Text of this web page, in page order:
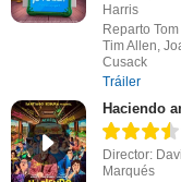
Harris
Reparto
Tim Allen,
Cusack
Tráiler
Haciendo
Director:
Marqués